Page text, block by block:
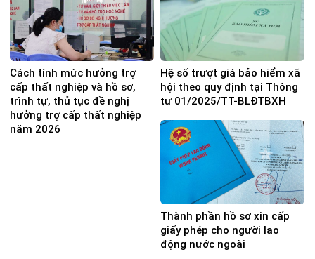
Cách tính mức hưởng trợ
cấp thất nghiệp và hồ sơ,
trình tự, thủ tục đề nghị
hưởng trợ cấp thất nghiệp
năm 2026
Hệ số trượt giá bảo hiểm xã
hội theo quy định tại Thông
tư 01/2025/TT-BLĐTBXH
Thành phần hồ sơ xin cấp
giấy phép cho người lao
động nước ngoài